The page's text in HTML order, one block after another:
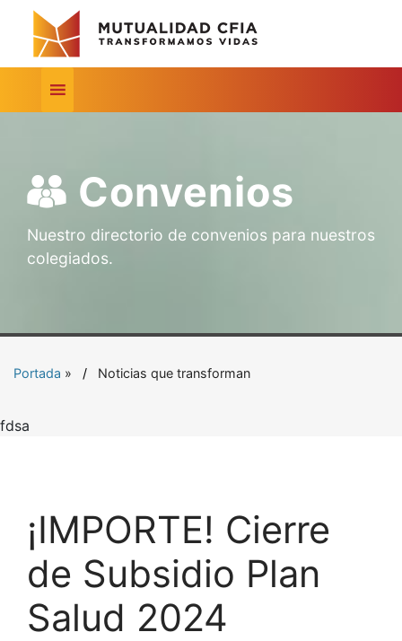
Convenios
Nuestro directorio de convenios para nuestros
colegiados.
Portada » Noticias que transforman
fdsa
¡IMPORTE! Cierre
de Subsidio Plan
Salud 2024